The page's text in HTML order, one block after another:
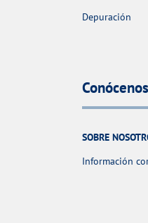
Depuración
Conócenos
SOBRE
Información